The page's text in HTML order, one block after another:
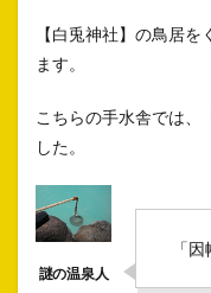
【白兎神社】の鳥居
ます。
こちらの手水舎では、
した。
「